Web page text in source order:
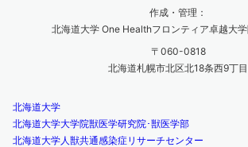
作成・管理：
北海道大学 One Healthフロンティア卓越大
〒060-0818
北海道札幌市北区北18条西9丁目
北海道大学
北海道大学大学院獣医学研究院･獣医学部
北海道大学人獣共通感染症リサーチセンター